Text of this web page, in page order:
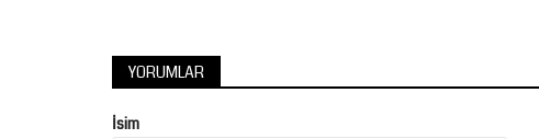
YORUMLAR
İsim